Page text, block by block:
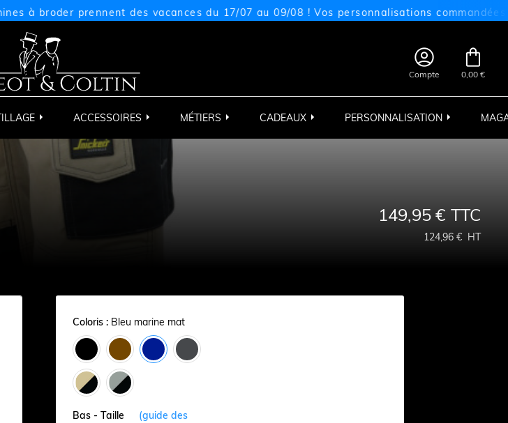
à broder prennent des vacances du 17/07 au 09/08 ! Vos personnalisations commandées

Compte

0,00 €
ACCESSOIRES MÉTIERS CADEAUX PERSONNALISATION
149,95 € TTC
124,96 € HT
Coloris : Bleu marine mat
Bas - Taille
(guide des